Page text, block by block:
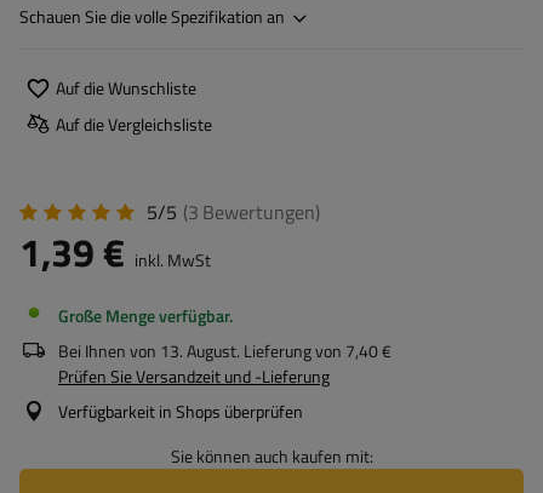
Schauen Sie die volle Spezifikation an
Auf die Wunschliste
Auf die Vergleichsliste
5/5 (3 Bewertungen)
1,39 € inkl. MwSt
Große Menge verfügbar
Bei Ihnen von 13. August. Lieferung von 7,40 €
Prüfen Sie Versandzeit und -Lieferung
Verfügbarkeit in Shops überprüfen
Sie können auch kaufen mit: